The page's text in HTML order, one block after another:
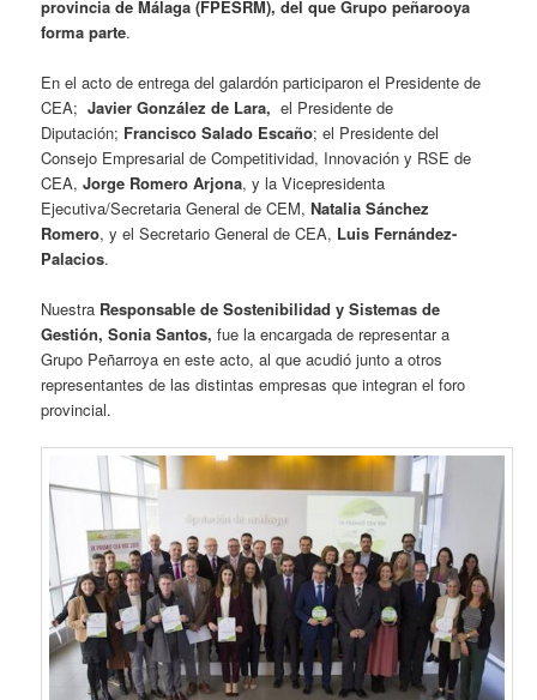
provincia de Málaga (FPESRM), del que Grupo peñarooya
forma parte.
En el acto de entrega del galardón participaron el Presidente de
CEA;Javier González de Lara, el Presidente de
Diputación; Francisco Salado Escaño; el Presidente del
Consejo Empresarial de Competitividad, Innovación y RSE de
CEA,Jorge Romero Arjona, y la Vicepresidenta
Ejecutiva/Secretaria General de CEM,Natalia Sánchez
Romero, y el Secretario General de CEA, Luis Fernández-
Palacios.
Nuestra Responsable de Sostenibilidad y Sistemas de
Gestión, Sonia Santos,fue la encargada de representar a
Grupo Peñarroya en este acto, al que acudió junto a otros
representantes de las distintas empresas que integran el foro
provincial.